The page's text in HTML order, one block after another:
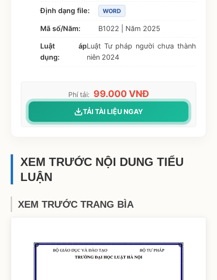
Định dạng file: WORD
Mã số/Năm:
B1022 | Năm 2025
Luật áp
dụng:
Luật Tư pháp người chưa thành
niên 2024
Phí tải: 99.000 VNĐ
TẢI TÀI LIỆU NGAY
XEM TRƯỚC NỘI DUNG TIỂU
LUẬN
XEM TRƯỚC TRANG BÌA